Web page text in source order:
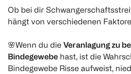
Ob bei dir
hängt von verschiedenen
🌸Wenn du die Veranlagung zu
Bindegewebe hast, ist die
Bindegewebe Risse aufweist,